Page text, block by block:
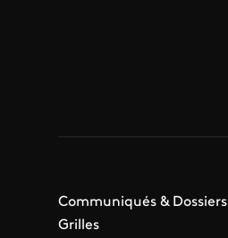
Communiqués & Dossiers
Grilles